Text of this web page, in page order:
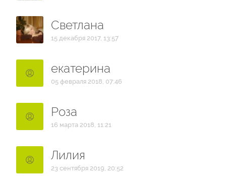
Светлана
15 декабря 2017, 13:57
екатерина
05 февраля 2018, 07:46
Роза
16 марта 2018, 11:21
Лилия
23 сентября 2019, 20:52